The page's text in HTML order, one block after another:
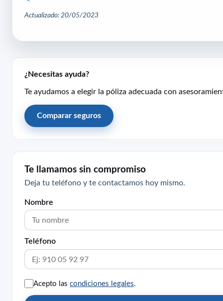
Actualizado: 20/05/2023
¿Necesitas ayuda?
Te ayudamos a elegir la póliza adecuada con
Comparar seguros
Te llamamos sin compromiso
Deja tu teléfono y te contactamos hoy mismo.
Nombre
Teléfono
Acepto las condiciones legales